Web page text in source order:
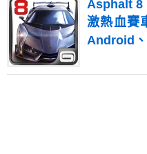
Asphalt 8
激熱血賽
Android